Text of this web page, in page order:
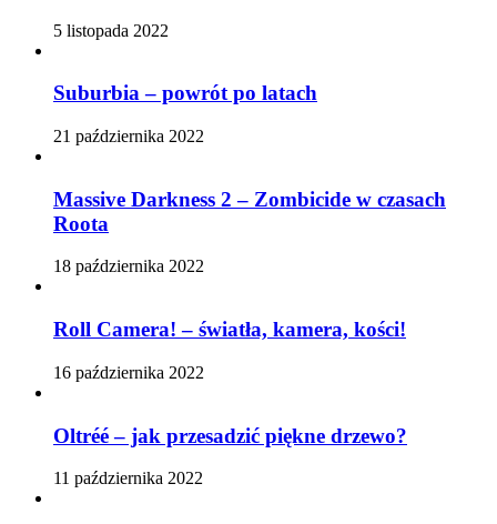
5 listopada 2022
Suburbia – powrót po latach
21 października 2022
Massive Darkness 2 – Zombicide w czasach
Roota
18 października 2022
Roll Camera! – światła, kamera, kości!
16 października 2022
Oltréé – jak przesadzić piękne drzewo?
11 października 2022